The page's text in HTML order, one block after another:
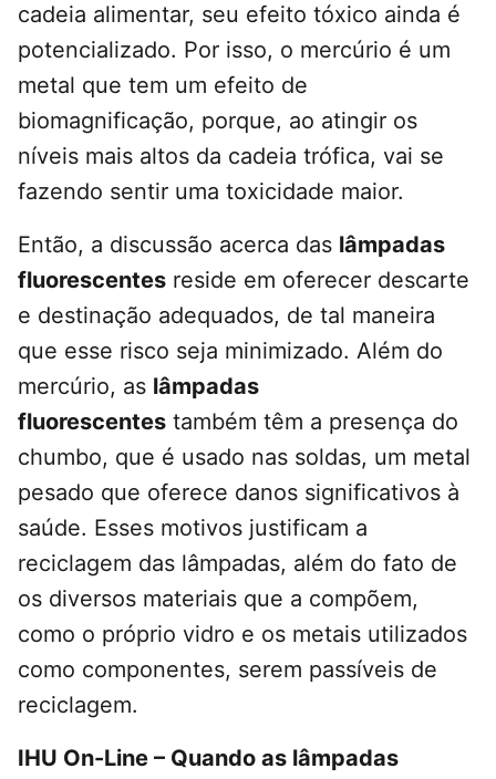
cadeia alimentar, seu efeito tóxico ainda é
potencializado. Por isso, o mercúrio é um
metal que tem um efeito de
biomagnificação, porque, ao atingir os
níveis mais altos da cadeia trófica, vai se
fazendo sentir uma toxicidade maior.
Então, a discussão acerca das lâmpadas
fluorescentes reside em oferecer descarte
e destinação adequados, de tal maneira
que esse risco seja minimizado. Além do
mercúrio, as lâmpadas
fluorescentes também têm a presença do
chumbo, que é usado nas soldas, um metal
pesado que oferece danos significativos à
saúde. Esses motivos justificam a
reciclagem das lâmpadas, além do fato de
os diversos materiais que a compõem,
como o próprio vidro e os metais utilizados
como componentes, serem passíveis de
reciclagem.
IHU On-Line – Quando as lâmpadas